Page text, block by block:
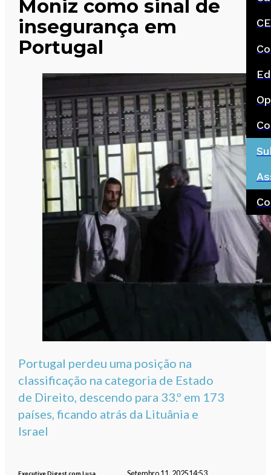
Moniz como sinal de
insegurança em
Portugal
Portugal perdeu uma posição na
classificação na categoria de Estado
de Direito, descendo para 33.º em 173
países, ficando atrás da Lituânia e
Israel
Executive Digest com Lusa